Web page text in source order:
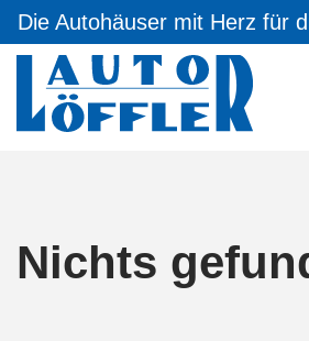
Die Autohäuser mit Herz für
Nichts